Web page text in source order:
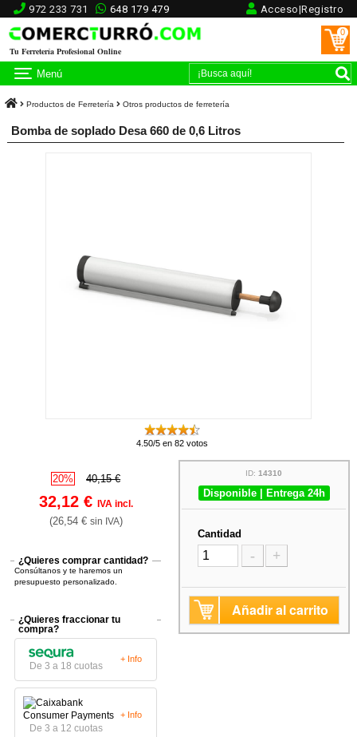
972 233 731 648 179 479 Acceso|Registro
Tu Ferretería Profesional Online
0
Menú
Productos de Ferretería Otros productos de ferretería
Bomba de soplado Desa 660 de 0,6 Litros
4.50/5 en 82 votos
20% 40,15 €
32,12 € IVA incl.
(26,54 € sin IVA)
¿Quieres comprar cantidad?
Consúltanos y te haremos un
presupuesto personalizado.
¿Quieres fraccionar tu
compra?
De 3 a 18 cuotas
+ Info
De 3 a 12 cuotas
+ Info
ID:14310
Disponible | Entrega 24h
Cantidad
- +
Añadir al carrito